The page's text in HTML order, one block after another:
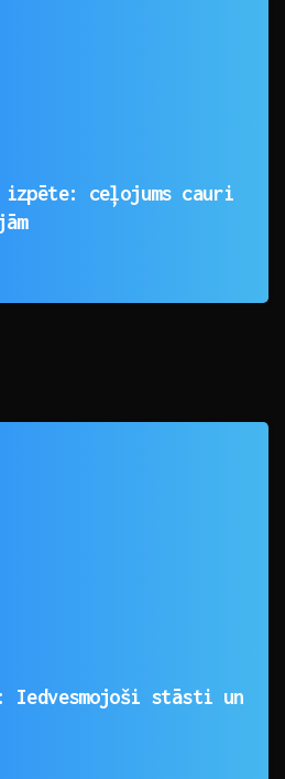
izpēte: ceļojums cauri
Iedvesmojoši stāsti un